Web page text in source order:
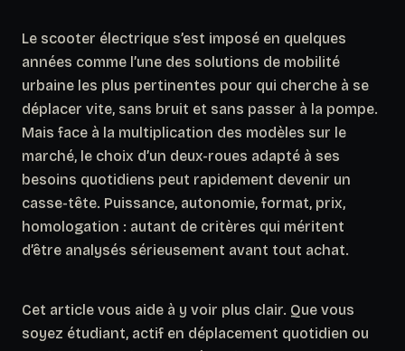
Le scooter électrique s’est imposé en quelques
années comme l’une des solutions de mobilité
urbaine les plus pertinentes pour qui cherche à se
déplacer vite, sans bruit et sans passer à la pompe.
Mais face à la multiplication des modèles sur le
marché, le choix d’un deux-roues adapté à ses
besoins quotidiens peut rapidement devenir un
casse-tête. Puissance, autonomie, format, prix,
homologation : autant de critères qui méritent
d’être analysés sérieusement avant tout achat.
Cet article vous aide à y voir plus clair. Que vous
soyez étudiant, actif en déplacement quotidien ou